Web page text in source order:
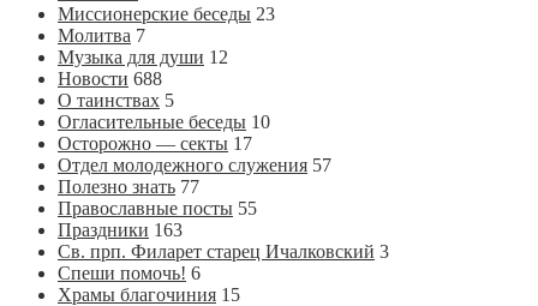
Миссионерские беседы 23
Молитва 7
Музыка для души 12
Новости 688
О таинствах 5
Огласительные беседы 10
Осторожно — секты 17
Отдел молодежного служения 57
Полезно знать 77
Православные посты 55
Праздники 163
Св. прп. Филарет старец Ичалковский 3
Спеши помочь! 6
Храмы благочиния 15